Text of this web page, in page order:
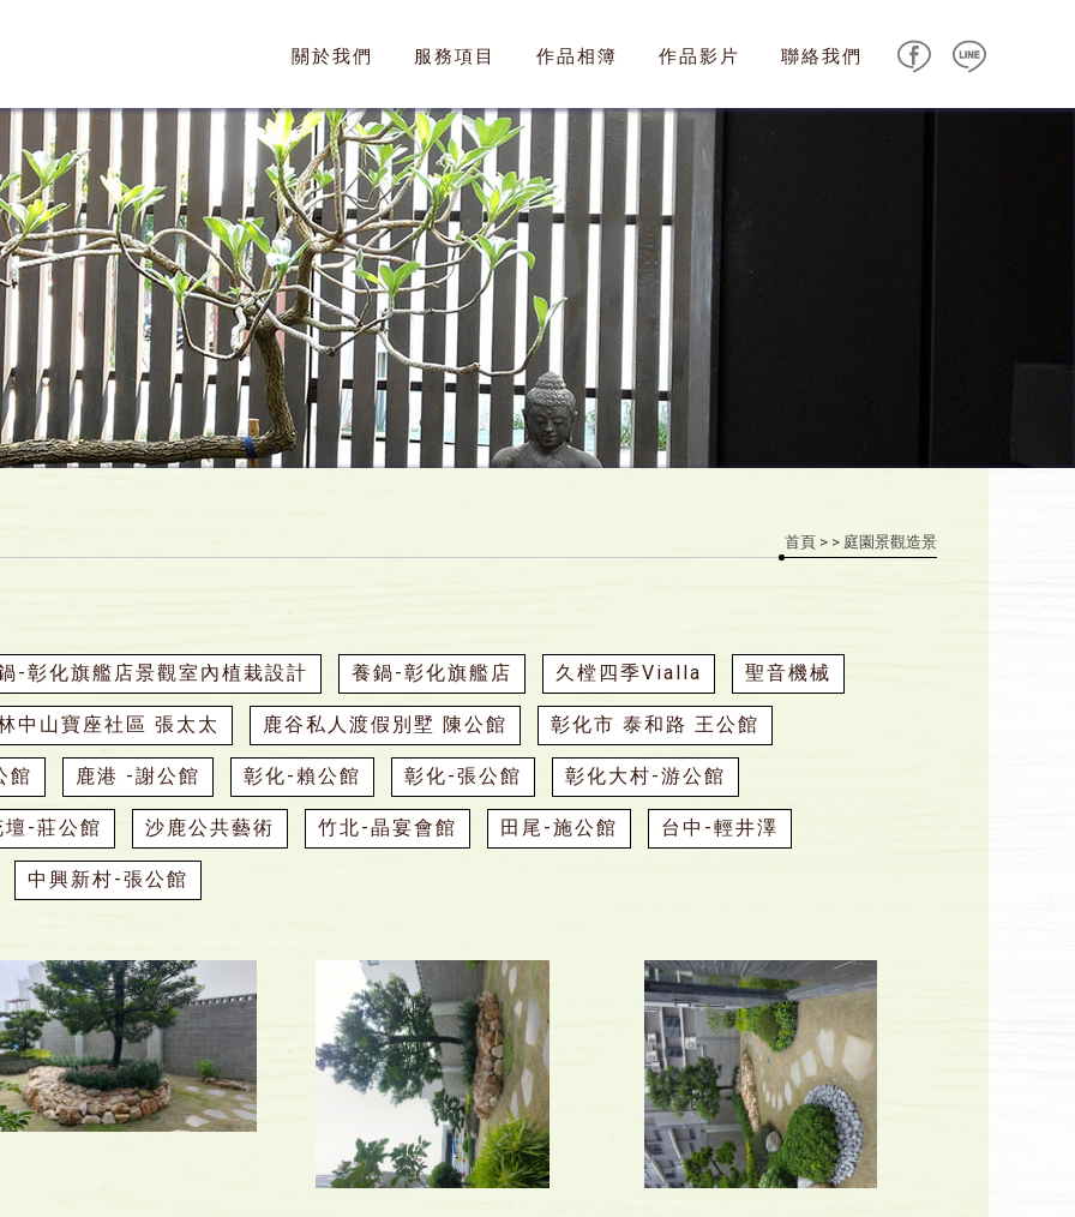
關於我們 服務項目 作品相簿 作品影片 聯絡我們
首頁> > 庭園景觀造景
-彰化旗艦店景觀室內植栽設計 養鍋-彰化旗艦店 久樘四季Vialla 聖音機械
中山寶座社區 張太太 鹿谷私人渡假別墅 陳公館 彰化市 泰和路 王公館
館 鹿港 -謝公館 彰化-賴公館 彰化-張公館 彰化大村-游公館
壇-莊公館 沙鹿公共藝術 竹北-晶宴會館 田尾-施公館 台中-輕井澤
中興新村-張公館